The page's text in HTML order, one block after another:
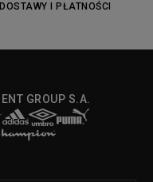
DOSTAWY I PŁATNOŚCI
GROUP S.A.